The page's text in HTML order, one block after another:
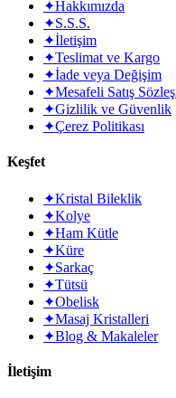
✦Hakkımızda
✦S.S.S.
✦İletişim
✦Teslimat ve Kargo
✦İade veya Değişim
✦Mesafeli Satış
✦Gizlilik ve Güvenlik
✦Çerez Politikası
Keşfet
✦Kristal Bileklik
✦Kolye
✦Ham Kütle
✦Küre
✦Sarkaç
✦Tütsü
✦Obelisk
✦Masaj Kristalleri
✦Blog & Makaleler
İletişim